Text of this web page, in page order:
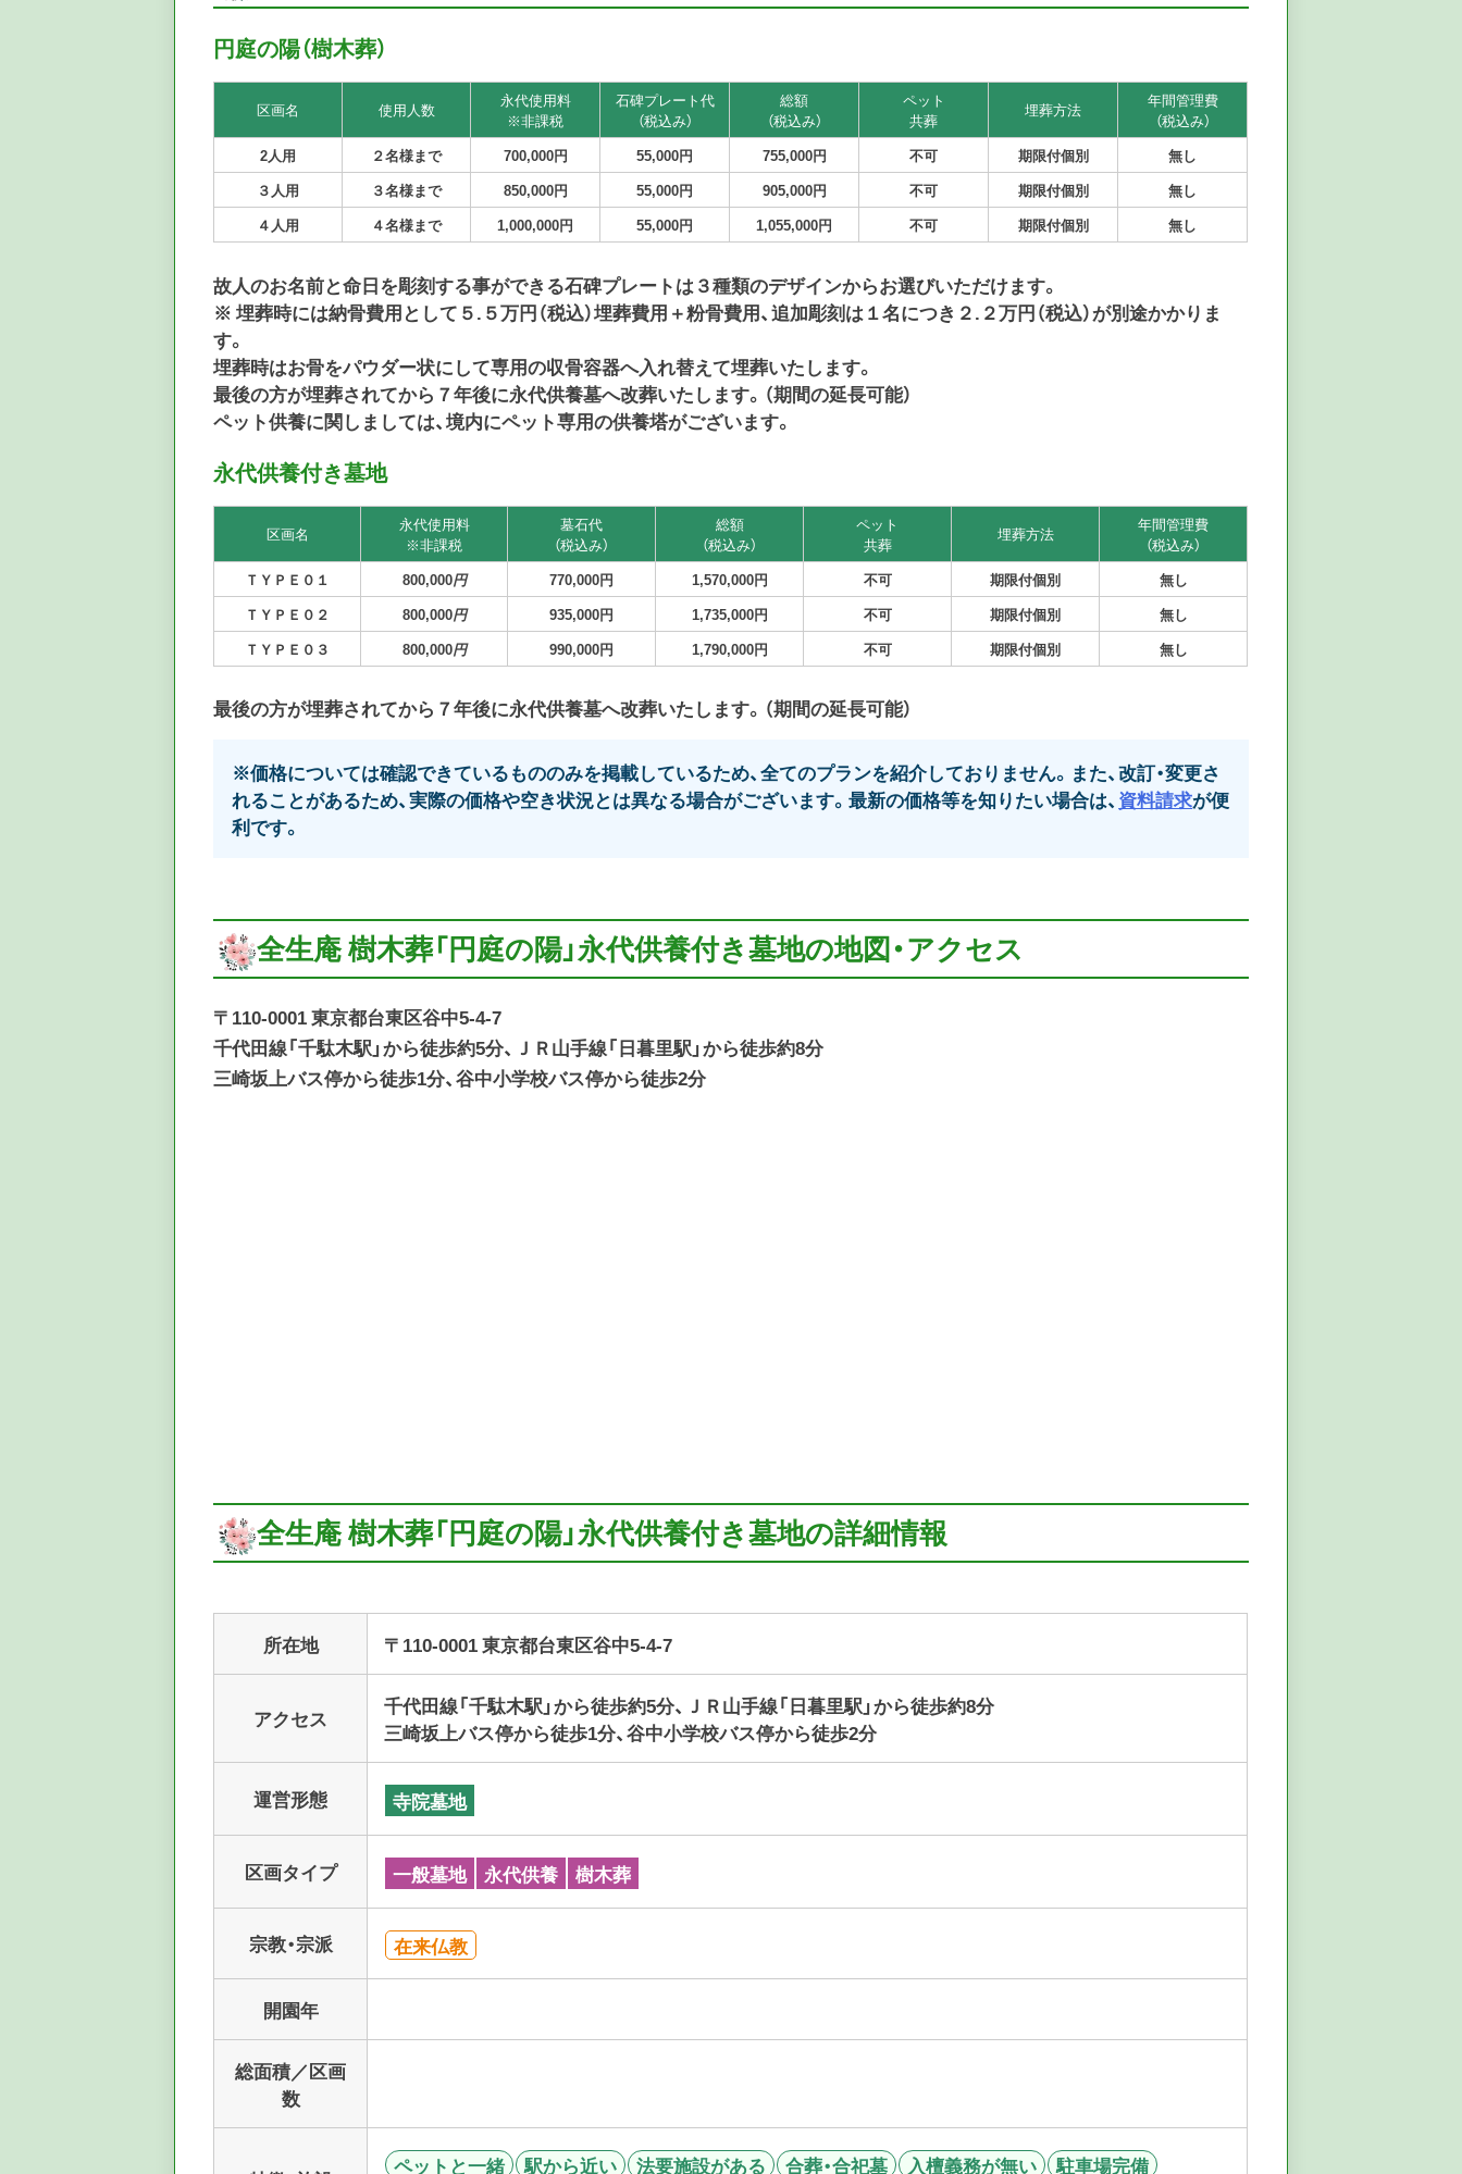
円庭の陽（樹木葬）
区画名 使用人数
永代使用料
※非課税
石碑プレート代
（税込み）
総額
（税込み）
ペット
共葬
埋葬方法
年間管理費
（税込み）
2人用
２名様まで 700,000円 55,000円 755,000円 不可 期限付個別
無し
３人用
３名様まで 850,000円 55,000円 905,000円 不可 期限付個別
無し
４人用
４名様まで 1,000,000円 55,000円 1,055,000円 不可 期限付個別 無し
故人のお名前と命日を彫刻する事ができる石碑プレートは３種類のデザインからお選びいただけます。
※ 埋葬時には納骨費用として５.５万円（税込）埋葬費用＋粉骨費用、追加彫刻は１名につき２.２万円（税込）が別途かかりま
す。
埋葬時はお骨をパウダー状にして専用の収骨容器へ入れ替えて埋葬いたします。
最後の方が埋葬されてから７年後に永代供養墓へ改葬いたします。（期間の延長可能）
ペット供養に関しましては、境内にペット専用の供養塔がございます。
永代供養付き墓地
区画名
永代使用料
※非課税
墓石代
（税込み）
総額
（税込み）
ペット
共葬
埋葬方法
年間管理費
（税込み）
ＴＹＰＥ０１
800,000円 770,000円 1,570,000円 不可 期限付個別
無し
ＴＹＰＥ０２
800,000円 935,000円 1,735,000円 不可 期限付個別
無し
ＴＹＰＥ０３
800,000円 990,000円 1,790,000円 不可 期限付個別 無し
最後の方が埋葬されてから７年後に永代供養墓へ改葬いたします。（期間の延長可能）
※価格については確認できているもののみを掲載しているため、全てのプランを紹介しておりません。また、改訂・変更さ
れることがあるため、実際の価格や空き状況とは異なる場合がございます。最新の価格等を知りたい場合は、 資料請求が便
利です。
全生庵 樹木葬「円庭の陽」永代供養付き墓地の地図・アクセス
〒110-0001 東京都台東区谷中5-4-7
千代田線「千駄木駅」から徒歩約5分、ＪＲ山手線「日暮里駅」から徒歩約8分
三崎坂上バス停から徒歩1分、谷中小学校バス停から徒歩2分
全生庵 樹木葬「円庭の陽」永代供養付き墓地の詳細情報
所在地 〒110-0001 東京都台東区谷中5-4-7
アクセス
千代田線「千駄木駅」から徒歩約5分、ＪＲ山手線「日暮里駅」から徒歩約8分
三崎坂上バス停から徒歩1分、谷中小学校バス停から徒歩2分
運営形態 寺院墓地
区画タイプ 一般墓地 永代供養 樹木葬
宗教・宗派 在来仏教
開園年
総面積／区画
数
ペットと一緒 駅から近い 法要施設がある 合葬・合祀墓 入檀義務が無い 駐車場完備